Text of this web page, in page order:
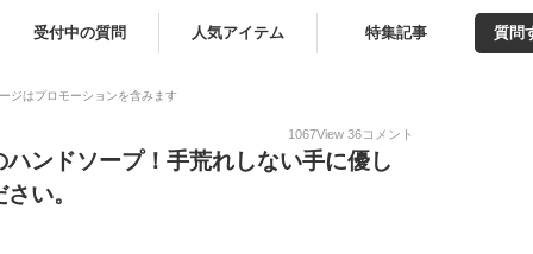
受付中の質問 人気アイテム 特集記事 質問
ジはプロモーションを含みます
1067View 36コメント
ンドソープ！手荒れしない手に優し
い。